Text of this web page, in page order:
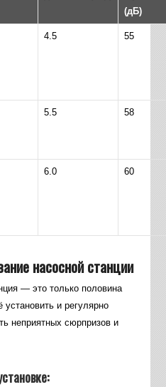
(дБ)
4.5 55
5.5 58
6.0 60
насосной станции
— это только половина
и регулярно
неприятных сюрпризов и